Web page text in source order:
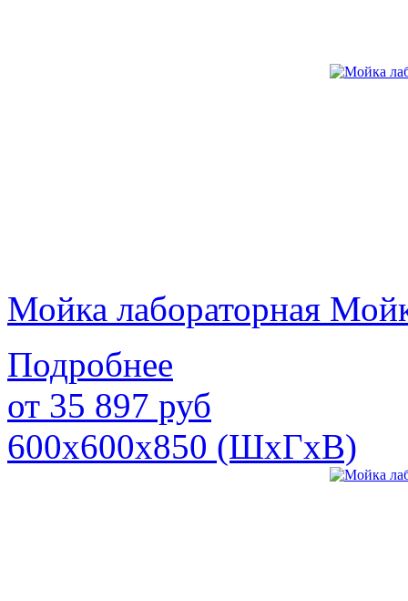
Мойка лабораторная
Подробнее
от 35 897 руб
600х600х850 (ШхГхВ)